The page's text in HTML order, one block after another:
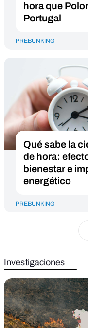
hora que
Portugal
PREBUNKING
Qué sabe la
de hora:
bienestar e
energético
PREBUNKING
Investigaciones